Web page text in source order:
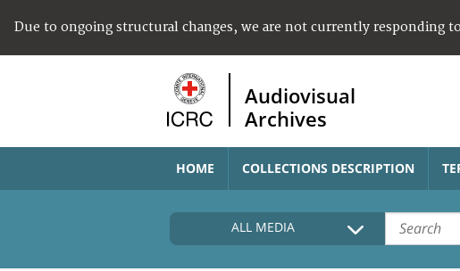
Due to ongoing structural changes, we are not currently responding
Audiovisual
Archives
HOME COLLECTIONS DESCRIPTION
ALL MEDIA